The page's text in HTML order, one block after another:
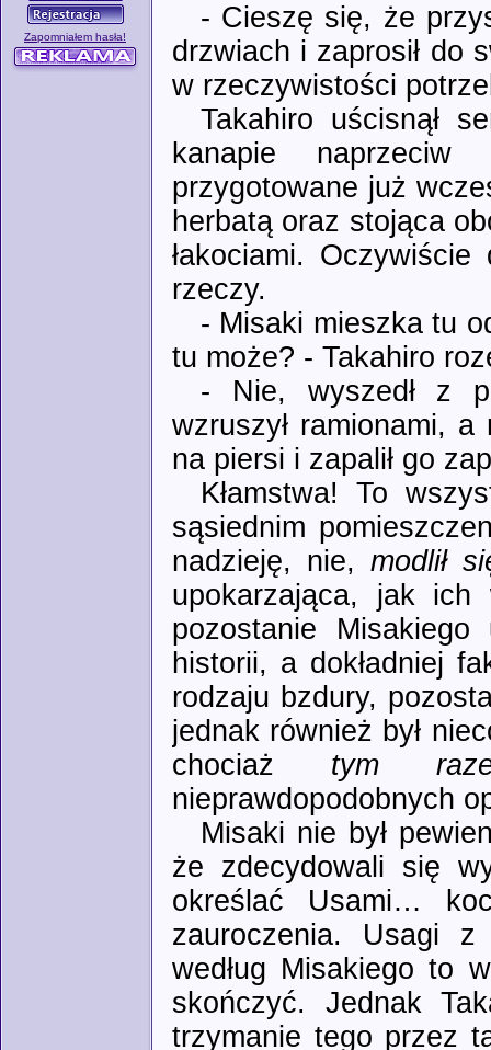
Zapomniałem hasła!
- Cieszę się, że
drzwiach i zaprosił do
w rzeczywistości
Takahiro uścisnął
kanapie
przygotowane już
herbatą oraz stojąca
łakociami. Oczywiście
rzeczy.
- Misaki mieszka tu
tu może? - Takahiro
- Nie, wyszedł z
wzruszył ramionami,
na piersi i zapalił go
Kłamstwa! To
sąsiednim
nadzieję, nie,modlił
upokarzająca, jak ich
pozostanie
historii, a dokładniej
rodzaju bzdury,
jednak również był
chociaż tym
nieprawdopodobnych
Misaki nie był
że zdecydowali się
określać Usami…
zauroczenia. Usagi z
według Misakiego to
skończyć. Jednak
trzymanie tego przez